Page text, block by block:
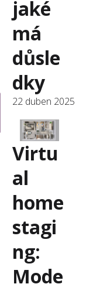
jaké
má
důsle
dky
22 duben 2025
Virtu
al
home
stagi
ng:
Mode